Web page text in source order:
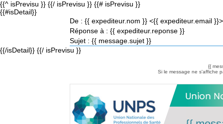
{{^ isPrevisu }} {{/ isPrevisu }} {{# isPrevisu }}
{{#isDetail}}
De : {{ expediteur.nom }} <{{ expediteur.email }}>
Réponse à : {{ expediteur.reponse }}
Sujet : {{ message.sujet }}
{{/isDetail}} {{/ isPrevisu }}
{{
Si le message ne s'affiche